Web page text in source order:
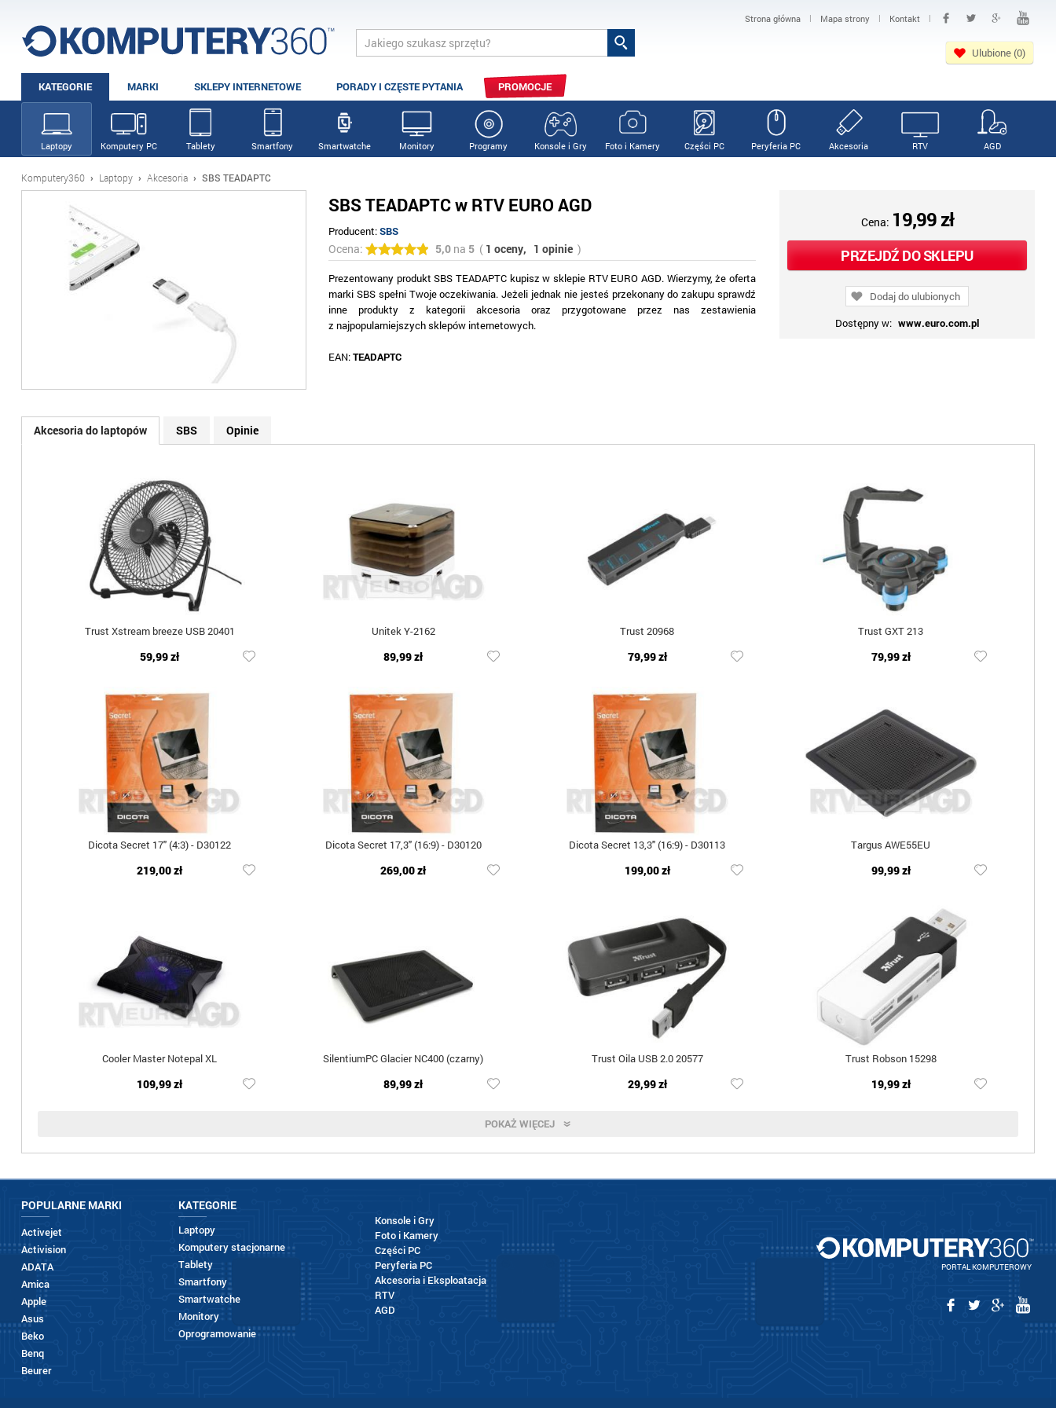
Strona główna | Mapa strony | Kontakt |
Ulubione (0)
KATEGORIE MARKI SKLEPY INTERNETOWE PORADY I CZĘSTE PYTANIA PROMOCJE
Laptopy Komputery PC Tablety Smartfony Smartwatche Monitory Programy Konsole i Gry Foto i Kamery Części PC Peryferia PC Akcesoria RTV AGD
Komputery360 › Laptopy › Akcesoria › SBS TEADAPTC
SBS TEADAPTC w RTV EURO AGD
Producent:SBS
Ocena: 5,0 na 5 ( 1 oceny, 1 opinie )
Prezentowany produkt SBS TEADAPTC kupisz w sklepie RTV EURO AGD. Wierzymy, że oferta
marki SBS spełni Twoje oczekiwania. Jeżeli jednak nie jesteś przekonany do zakupu sprawdź
inne produkty z kategorii akcesoria oraz przygotowane przez nas zestawienia
z najpopularniejszych sklepów internetowych.
EAN:TEADAPTC
Cena: 19,99 zł
PRZEJDŹ DO SKLEPU
Dodaj do ulubionych
Dostępny w: www.euro.com.pl
Akcesoria do laptopów SBS Opinie
Trust Xstream breeze USB 20401
59,99 zł
Unitek Y-2162
89,99 zł
Trust 20968
79,99 zł
Trust GXT 213
79,99 zł
Dicota Secret 17" (4:3) - D30122
219,00 zł
Dicota Secret 17,3" (16:9) - D30120
269,00 zł
Dicota Secret 13,3" (16:9) - D30113
199,00 zł
Targus AWE55EU
99,99 zł
Cooler Master Notepal XL
109,99 zł
SilentiumPC Glacier NC400 (czarny)
89,99 zł
Trust Oila USB 2.0 20577
29,99 zł
Trust Robson 15298
19,99 zł
POKAŻ WIĘCEJ
POPULARNE MARKI
Activejet
Activision
ADATA
Amica
Apple
Asus
Beko
Benq
Beurer
KATEGORIE
Laptopy
Komputery stacjonarne
Tablety
Smartfony
Smartwatche
Monitory
Oprogramowanie
Konsole i Gry
Foto i Kamery
Części PC
Peryferia PC
Akcesoria i Eksploatacja
RTV
AGD
PORTAL KOMPUTEROWY